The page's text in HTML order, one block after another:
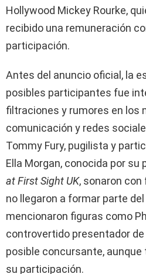
Hollywood Mickey Rourke,
recibido una remuneración
participación.
Antes del anuncio oficial, la
posibles participantes fue
filtraciones y rumores en los
comunicación y redes
Tommy Fury, pugilista y
Ella Morgan, conocida por su
at First Sight UK, sonaron
no llegaron a formar parte
mencionaron figuras como
controvertido presentador
posible concursante,
su participación.